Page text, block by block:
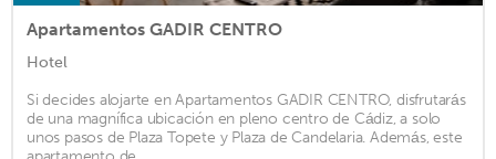
Apartamentos GADIR CENTRO
Hotel
Si decides alojarte en Apartamentos GADIR CENTRO, disfrutarás
de una magnífica ubicación en pleno centro de Cádiz, a solo
unos pasos de Plaza Topete y Plaza de Candelaria. Además, este